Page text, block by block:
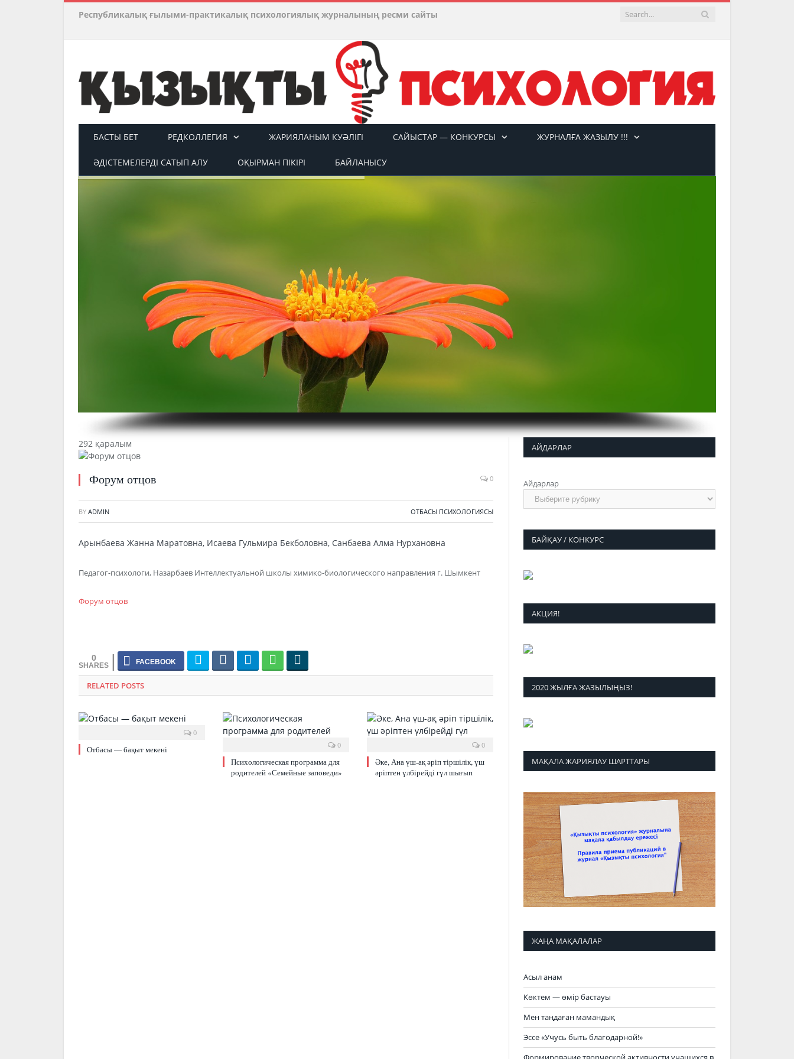
Республикалық ғылыми-практикалық психологиялық журналының ресми сайты
БАСТЫ БЕТ РЕДКОЛЛЕГИЯ ЖАРИЯЛАНЫМ КУӘЛІГІ САЙЫСТАР — КОНКУРСЫ ЖУРНАЛҒА ЖАЗЫЛУ !!!
ӘДІСТЕМЕЛЕРДІ САТЫП АЛУ ОҚЫРМАН ПІКІРІ БАЙЛАНЫСУ
292 қаралым
Форум отцов 0
BY ADMIN ОТБАСЫ ПСИХОЛОГИЯСЫ
Арынбаева Жанна Маратовна, Исаева Гульмира Бекболовна, Санбаева Алма Нурхановна
Педагог-психологи, Назарбаев Интеллектуальной школы химико-биологического направления г. Шымкент
Форум отцов
0
RELATED POSTS
0
Отбасы — бақыт мекені 0
Психологическая программа для
родителей «Семейные заповеди»
0
Әке, Ана үш-ақ әріп тіршілік, үш
әріптен үлбірейді гүл шығып
АЙДАРЛАР
Айдарлар
БАЙҚАУ / КОНКУРС
АКЦИЯ!
2020 ЖЫЛҒА ЖАЗЫЛЫҢЫЗ!
МАҚАЛА ЖАРИЯЛАУ ШАРТТАРЫ
ЖАҢА МАҚАЛАЛАР
Асыл анам
Көктем — өмір бастауы
Мен таңдаған мамандық
Эссе «Учусь быть благодарной!»